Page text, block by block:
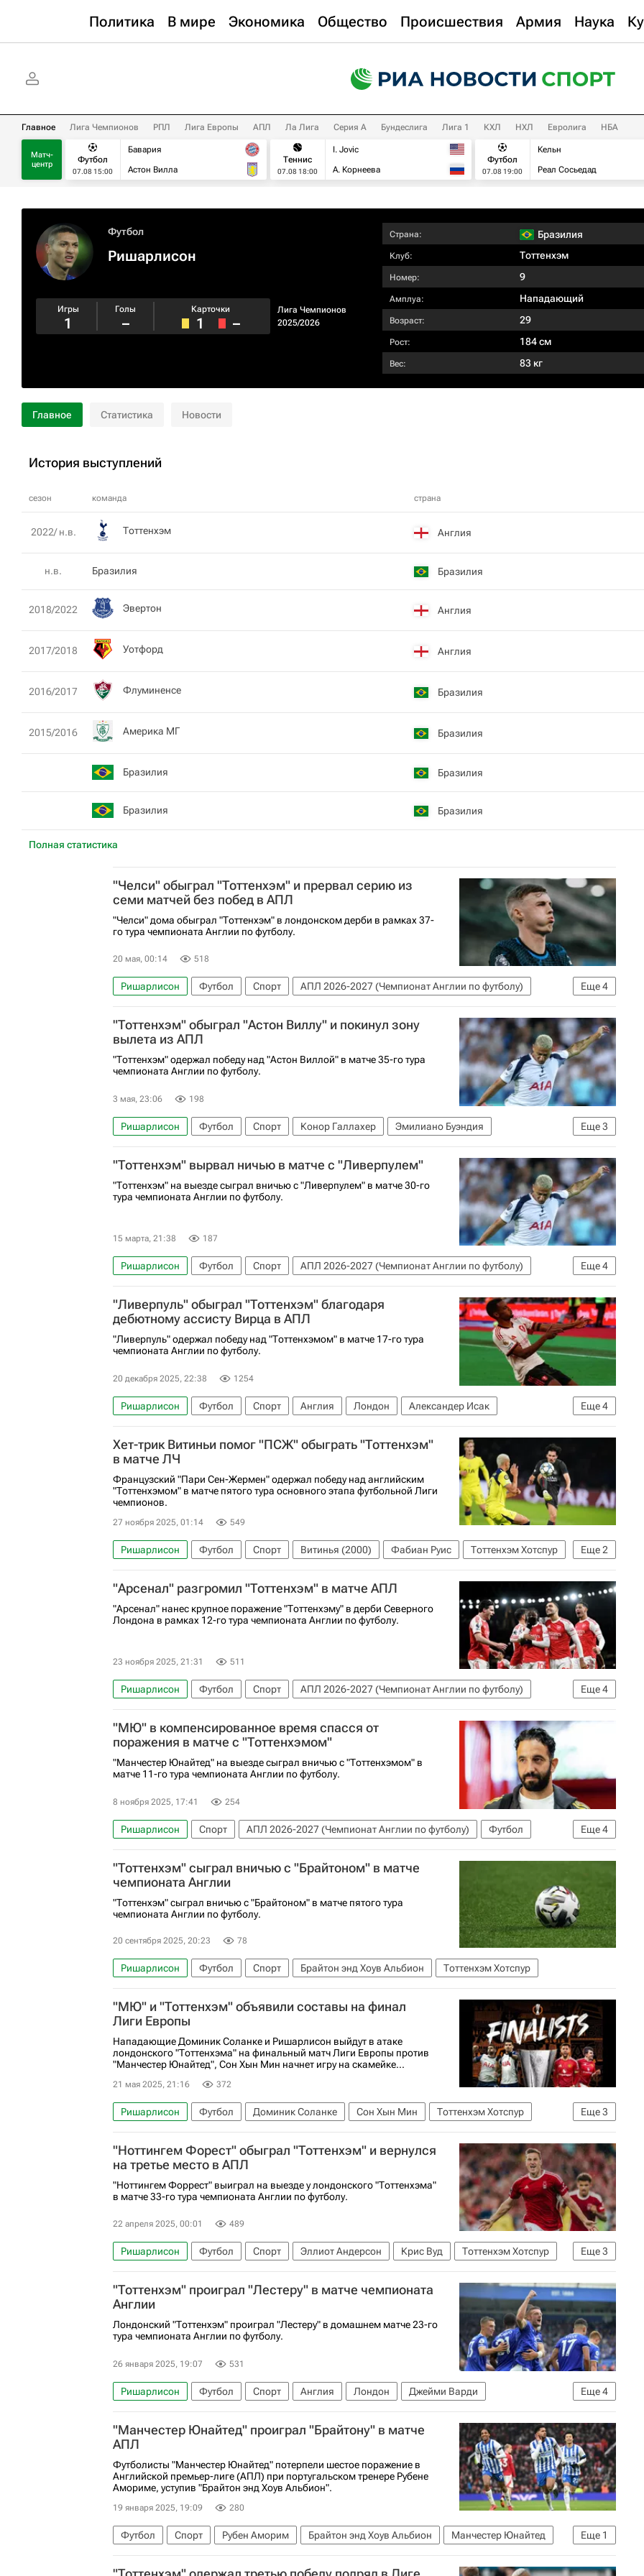
Политика В мире Экономика Общество Происшествия Армия Наука
Главное Лига Чемпионов РПЛ Лига Европы АПЛ Ла Лига Серия А Бундеслига Лига 1 КХЛ НХЛ Евролига НБА
Матч-
центр
Футбол
07.08 15:00
Бавария
Астон Вилла
Теннис
07.08 18:00
I. Jovic
А. Корнеева
Футбол
07.08 19:00
Кельн
Реал Сосьедад
Футбол
Ришарлисон
Лига Чемпионов
2025/2026
Игры
1
Голы
–
Карточки
1 –
Страна: Бразилия
Клуб: Тоттенхэм
Номер: 9
Амплуа: Нападающий
Возраст: 29
Рост: 184 см
Вес: 83 кг
Главное Статистика Новости
История выступлений
сезон команда страна
Полная статистика
2022/ н.в. Тоттенхэм Англия
н.в. Бразилия Бразилия
2018/2022 Эвертон Англия
2017/2018 Уотфорд Англия
2016/2017 Флуминенсе Бразилия
2015/2016 Америка МГ Бразилия
Бразилия Бразилия
Бразилия Бразилия
"Челси" обыграл "Тоттенхэм" и прервал серию из
семи матчей без побед в АПЛ
"Челси" дома обыграл "Тоттенхэм" в лондонском дерби в рамках 37-
го тура чемпионата Англии по футболу.
20 мая, 00:14 518
Еще4
Ришарлисон Футбол Спорт
АПЛ 2026-2027 (Чемпионат Англии по футболу)
Челси
Энцо Фернандес Тоттенхэм Хотспур Вест Хэм (до 21 года)
"Тоттенхэм" обыграл "Астон Виллу" и покинул зону
вылета из АПЛ
"Тоттенхэм" одержал победу над "Астон Виллой" в матче 35-го тура
чемпионата Англии по футболу.
3 мая, 23:06 198
Еще3
Ришарлисон Футбол Спорт Конор Галлахер
Эмилиано Буэндия
Тоттенхэм Хотспур
Астон Вилла АПЛ 2026-2027 (Чемпионат Англии по футболу)
"Тоттенхэм" вырвал ничью в матче с "Ливерпулем"
"Тоттенхэм" на выезде сыграл вничью с "Ливерпулем" в матче 30-го
тура чемпионата Англии по футболу.
15 марта, 21:38 187
Еще4
Ришарлисон Футбол Спорт
АПЛ 2026-2027 (Чемпионат Англии по футболу)
Доминик Собослаи
Ливерпуль Брайтон энд Хоув Альбион Тоттенхэм Хотспур
"Ливерпуль" обыграл "Тоттенхэм" благодаря
дебютному ассисту Вирца в АПЛ
"Ливерпуль" одержал победу над "Тоттенхэмом" в матче 17-го тура
чемпионата Англии по футболу.
20 декабря 2025, 22:38 1254
Еще4
Ришарлисон Футбол Спорт Англия Лондон
Александер Исак
Флориан Вирц
Тоттенхэм Хотспур
Ливерпуль
АПЛ 2026-2027 (Чемпионат Англии по футболу)
Хет-трик Витиньи помог "ПСЖ" обыграть "Тоттенхэм"
в матче ЛЧ
Французский "Пари Сен-Жермен" одержал победу над английским
"Тоттенхэмом" в матче пятого тура основного этапа футбольной Лиги
чемпионов.
27 ноября 2025, 01:14 549
Еще2
Ришарлисон Футбол Спорт Витинья (2000) Фабиан Руис
Тоттенхэм Хотспур
Пари Сен-Жермен (ПСЖ)
Лига чемпионов УЕФА 2026-2027
"Арсенал" разгромил "Тоттенхэм" в матче АПЛ
"Арсенал" нанес крупное поражение "Тоттенхэму" в дерби Северного
Лондона в рамках 12-го тура чемпионата Англии по футболу.
23 ноября 2025, 21:31 511
Еще4
Ришарлисон Футбол Спорт
АПЛ 2026-2027 (Чемпионат Англии по футболу)
Эберечи Эзе
Леандро Троссард Арсенал (Лондон) Тоттенхэм Хотспур
"МЮ" в компенсированное время спасся от
поражения в матче с "Тоттенхэмом"
"Манчестер Юнайтед" на выезде сыграл вничью с "Тоттенхэмом" в
матче 11-го тура чемпионата Англии по футболу.
8 ноября 2025, 17:41 254
Еще4
Ришарлисон Спорт АПЛ 2026-2027 (Чемпионат Англии по футболу)
Футбол
Маттейс де Лигт
Рубен Аморим Манчестер Юнайтед Ноттингем Форест
"Тоттенхэм" сыграл вничью с "Брайтоном" в матче
чемпионата Англии
"Тоттенхэм" сыграл вничью с "Брайтоном" в матче пятого тура
чемпионата Англии по футболу.
20 сентября 2025, 20:23 78
Ришарлисон Футбол Спорт Брайтон энд Хоув Альбион Тоттенхэм Хотспур
"МЮ" и "Тоттенхэм" объявили составы на финал
Лиги Европы
Нападающие Доминик Соланке и Ришарлисон выйдут в атаке
лондонского "Тоттенхэма" на финальный матч Лиги Европы против
"Манчестер Юнайтед", Сон Хын Мин начнет игру на скамейке...
21 мая 2025, 21:16 372
Еще3
Ришарлисон Футбол Доминик Соланке Сон Хын Мин
Тоттенхэм Хотспур
Манчестер Юнайтед
Спорт Лига Европы УЕФА 2026-2027
"Ноттингем Форест" обыграл "Тоттенхэм" и вернулся
на третье место в АПЛ
"Ноттингем Форрест" выиграл на выезде у лондонского "Тоттенхэма"
в матче 33-го тура чемпионата Англии по футболу.
22 апреля 2025, 00:01 489
Еще3
Ришарлисон Футбол Спорт Эллиот Андерсон Крис Вуд
Тоттенхэм Хотспур
Ноттингем Форест
Ливерпуль АПЛ 2026-2027 (Чемпионат Англии по футболу)
"Тоттенхэм" проиграл "Лестеру" в матче чемпионата
Англии
Лондонский "Тоттенхэм" проиграл "Лестеру" в домашнем матче 23-го
тура чемпионата Англии по футболу.
26 января 2025, 19:07 531
Еще4
Ришарлисон Футбол Спорт Англия Лондон
Джейми Варди
Тоттенхэм Хотспур
Лестер Сити
Брентфорд
АПЛ 2026-2027 (Чемпионат Англии по футболу)
"Манчестер Юнайтед" проиграл "Брайтону" в матче
АПЛ
Футболисты "Манчестер Юнайтед" потерпели шестое поражение в
Английской премьер-лиге (АПЛ) при португальском тренере Рубене
Амориме, уступив "Брайтон энд Хоув Альбион".
19 января 2025, 19:09 280
Еще 1
Футбол Спорт Рубен Аморим Брайтон энд Хоув Альбион
Манчестер Юнайтед
АПЛ 2026-2027 (Чемпионат Англии по футболу)